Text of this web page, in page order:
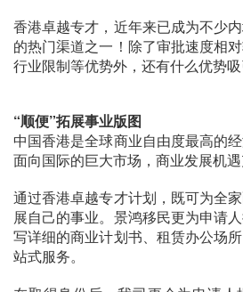
香港卓越专才，近年来已成为不少
的热门渠道之一！除了审批速度相
行业限制等优势外，还有什么优势
“顺便”拓展事业版图
中国香港是全球商业自由度最高的
面向国际的巨大市场，商业发展机遇
通过香港卓越专才计划，既可为全
展自己的事业。景鸿移民更为申请
写详细的商业计划书、租赁办公场
站式服务。